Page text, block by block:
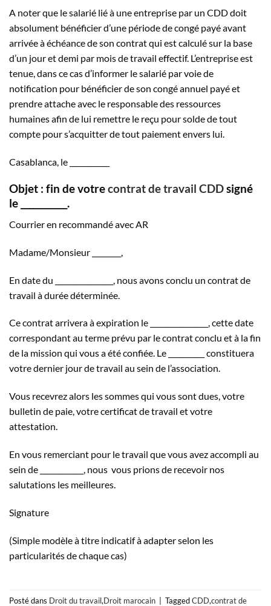
A noter que le salarié lié à une entreprise par un CDD doit
absolument bénéficier d’une période de congé payé avant
arrivée à échéance de son contrat qui est calculé sur la base
d’un jour et demi par mois de travail effectif. L’entreprise est
tenue, dans ce cas d’informer le salarié par voie de
notification pour bénéficier de son congé annuel payé et
prendre attache avec le responsable des ressources
humaines afin de lui remettre le reçu pour solde de tout
compte pour s’acquitter de tout paiement envers lui.
Casablanca, le ___________
Objet : fin de votrecontrat de travail CDDsigné
le ___________.
Courrier en recommandé avec AR
Madame/Monsieur ________,
En date du ________________, nous avons conclu un contrat de
travail à durée déterminée.
Ce contrat arrivera à expiration le ________________, cette date
correspondant au terme prévu par le contrat conclu et à la fin
de la mission qui vous a été confiée. Le __________ constituera
votre dernier jour de travail au sein de l’association.
Vous recevrez alors les sommes qui vous sont dues, votre
bulletin de paie, votre certificat de travail et votre
attestation.
En vous remerciant pour le travail que vous avez accompli au
sein de ____________, nous vous prions de recevoir nos
salutations les meilleures.
Signature
(Simple modèle à titre indicatif à adapter selon les
particularités de chaque cas)
Posté dans Droit du travail,Droit marocain TaggedCDD,contrat de